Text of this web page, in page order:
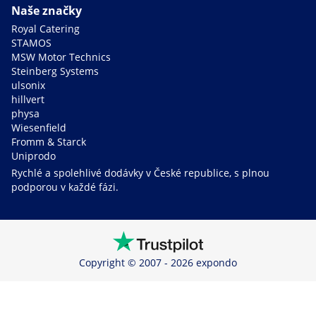
Naše značky
Royal Catering
STAMOS
MSW Motor Technics
Steinberg Systems
ulsonix
hillvert
physa
Wiesenfield
Fromm & Starck
Uniprodo
Rychlé a spolehlivé dodávky v České republice, s plnou
podporou v každé fázi.
Copyright © 2007 - 2026 expondo